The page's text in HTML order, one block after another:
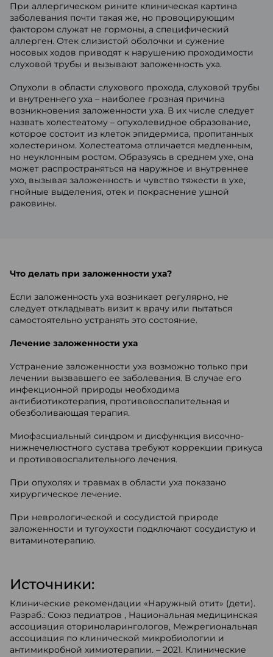
При аллергическом рините клиническая картина
заболевания почти такая же, но провоцирующим
фактором служат не гормоны, а специфический
аллерген. Отек слизистой оболочки и сужение
носовых ходов приводят к нарушению проходимости
слуховой трубы и вызывают заложенность уха.
Опухоли в области слухового прохода, слуховой трубы
и внутреннего уха – наиболее грозная причина
возникновения заложенности уха. В их числе следует
назвать холестеатому – опухолевидное образование,
которое состоит из клеток эпидермиса, пропитанных
холестерином. Холестеатома отличается медленным,
но неуклонным ростом. Образуясь в среднем ухе, она
может распространяться на наружное и внутреннее
ухо, вызывая заложенность и чувство тяжести в ухе,
гнойные выделения, отек и покраснение ушной
раковины.
Что делать при заложенности уха?
Если заложенность уха возникает регулярно, не
следует откладывать визит к врачу или пытаться
самостоятельно устранять это состояние.
Лечение заложенности уха
Устранение заложенности уха возможно только при
лечении вызвавшего ее заболевания. В случае его
инфекционной природы необходима
антибиотикотерапия, противовоспалительная и
обезболивающая терапия.
Миофасциальный синдром и дисфункция височно-
нижнечелюстного сустава требуют коррекции прикуса
и противовоспалительного лечения.
При опухолях и травмах в области уха показано
хирургическое лечение.
При неврологической и сосудистой природе
заложенности и тугоухости подключают сосудистую и
витаминотерапию.
Источники:
Клинические рекомендации «Наружный отит» (дети).
Разраб.: Союз педиатров , Национальная медицинская
ассоциация оториноларингологов, Межрегиональная
ассоциация по клинической микробиологии и
антимикробной химиотерапии. – 2021. Клинические